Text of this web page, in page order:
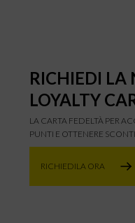
RICHIEDI LA
LOYALTY
LA CARTA FEDELTÀ PER
PUNTI E OTTENERE SCONTI.
RICHIEDILA ORA